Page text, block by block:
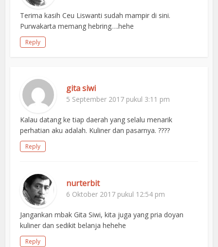
Terima kasih Ceu Liswanti sudah mampir di sini.
Purwakarta memang hebring….hehe
Reply
gita siwi
5 September 2017 pukul 3:11 pm
Kalau datang ke tiap daerah yang selalu menarik
perhatian aku adalah. Kuliner dan pasarnya. ????
Reply
nurterbit
6 Oktober 2017 pukul 12:54 pm
Jangankan mbak Gita Siwi, kita juga yang pria doyan
kuliner dan sedikit belanja hehehe
Reply